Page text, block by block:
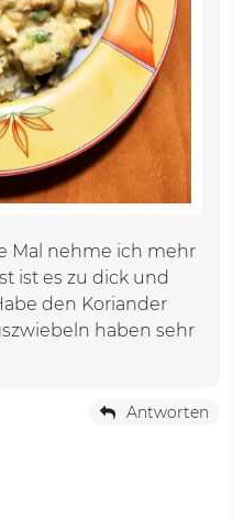
Mal nehme ich mehr
ist es zu dick und
den Koriander
haben sehr
Antworten